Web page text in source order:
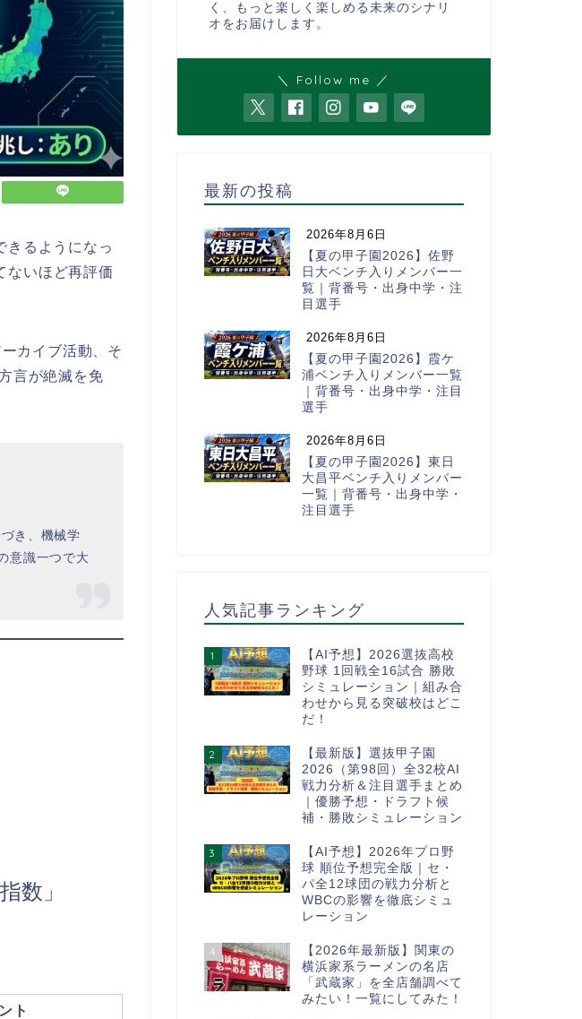
きるようになっ
ないほど再評価
カイブ活動、そ
言が絶滅を免
き、機械学
意識一つで大
数」
ト
く、もっと楽しく楽しめる未来のシナリ
オをお届けします。
＼ Follow me ／
最新の投稿
2026年8月6日
【夏の甲子園2026】佐野
日大ベンチ入りメンバー一
覧｜背番号・出身中学・注
目選手
2026年8月6日
【夏の甲子園2026】霞ケ
浦ベンチ入りメンバー一覧
｜背番号・出身中学・注目
選手
2026年8月6日
【夏の甲子園2026】東日
大昌平ベンチ入りメンバー
一覧｜背番号・出身中学・
注目選手
人気記事ランキング
1
【AI予想】2026選抜高校
野球 1回戦全16試合 勝敗
シミュレーション｜組み合
わせから見る突破校はどこ
だ！
2
【最新版】選抜甲子園
2026（第98回）全32校AI
戦力分析＆注目選手まとめ
｜優勝予想・ドラフト候
補・勝敗シミュレーション
3
【AI予想】2026年プロ野
球 順位予想完全版｜セ・
パ全12球団の戦力分析と
WBCの影響を徹底シミュ
レーション
4
【2026年最新版】関東の
横浜家系ラーメンの名店
「武蔵家」を全店舗調べて
みたい！一覧にしてみた！